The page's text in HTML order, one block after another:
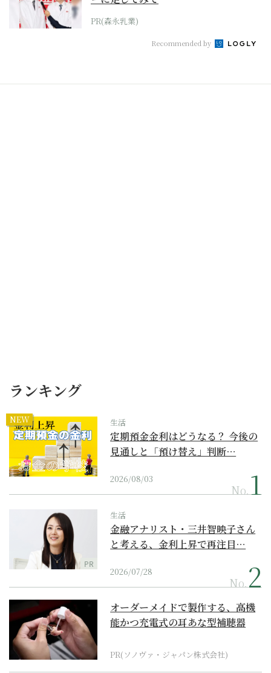
PR(森永乳業)
Recommended by
ランキング
NEW 生活
定期預金金利はどうなる？ 今後の
見通しと「預け替え」判断…
2026/08/03
No.
PR
生活
金融アナリスト・三井智映子さん
と考える、金利上昇で再注目…
2026/07/28
No.
オーダーメイドで製作する、高機
能かつ充電式の耳あな型補聴器
PR(ソノヴァ・ジャパン株式会社)